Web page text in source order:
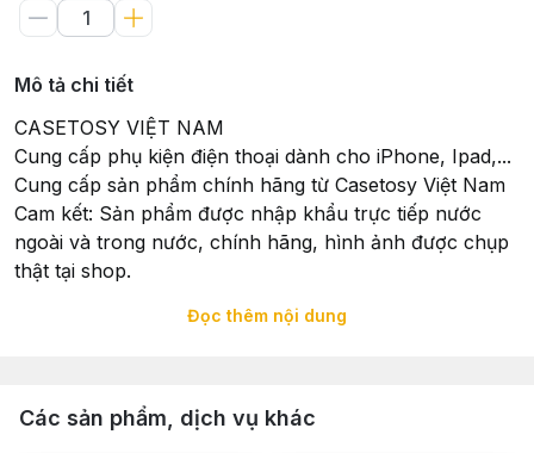
Mô tả chi tiết
CASETOSY VIỆT NAM
Cung cấp phụ kiện điện thoại dành cho iPhone, Ipad,...
Cung cấp sản phẩm chính hãng từ Casetosy Việt Nam
Cam kết: Sản phẩm được nhập khẩu trực tiếp nước
ngoài và trong nước, chính hãng, hình ảnh được chụp
thật tại shop.
Xuất Xứ: Sản phẩm được nhập khẩu trực tiếp và hoàn
Đọc thêm nội dung
Các sản phẩm, dịch vụ khác